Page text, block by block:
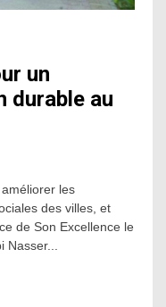
un
durable au
les
des villes, et
de Son Excellence le
Nasser...